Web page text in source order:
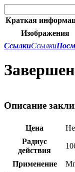
Краткая
Изображения
СсылкиСсылки
Описание
Цена
Радиус
действия
Применение